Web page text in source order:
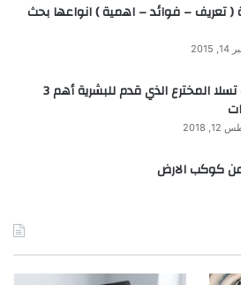
( تعريف – فوائد – اهمية ) انواعها بحث
نيكولا تسلا المخترع الذي قدم للبشرية أهم 3
2018
كوكب الارض